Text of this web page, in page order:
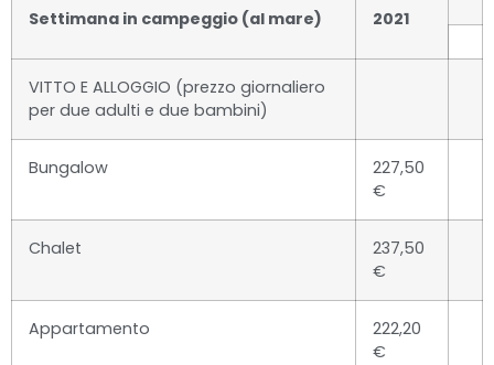
Settimana in campeggio (al mare) 2021
VITTO E ALLOGGIO (prezzo giornaliero
per due adulti e due bambini)
Bungalow
227,50
€
Chalet
237,50
€
Appartamento
222,20
€